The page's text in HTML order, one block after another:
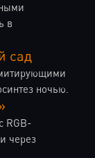
в
сад
ночью.
RGB-
через